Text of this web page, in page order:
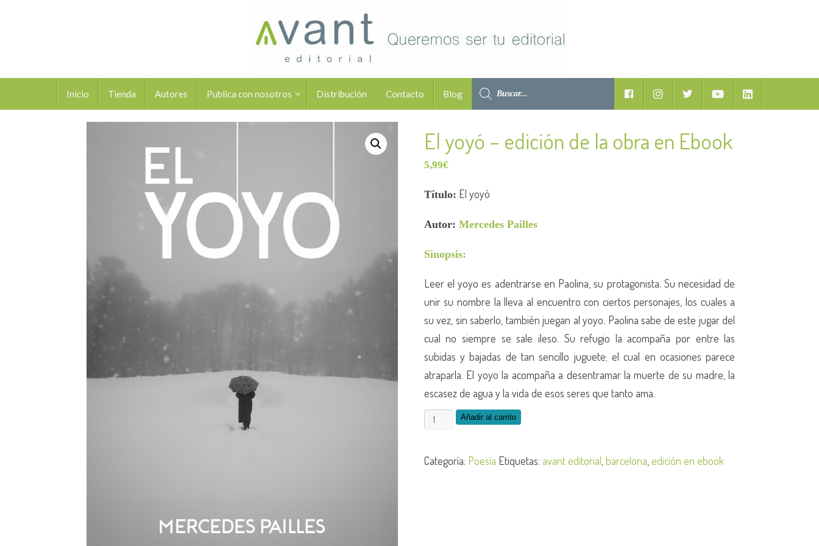
Inicio Tienda Autores Publica con nosotros Distribución Contacto Blog
Facebook YoutubeLinkedIn
El yoyó – edición de la obra en Ebook
5,99€
Título: El yoyó
Autor: Mercedes Pailles
Sinopsis:
Leer el yoyo es adentrarse en Paolina, su protagonista. Su necesidad de
unir su nombre la lleva al encuentro con ciertos personajes, los cuales a
su vez, sin saberlo, también juegan al yoyo. Paolina sabe de este jugar del
cual no siempre se sale ileso. Su refugio la acompaña por entre las
subidas y bajadas de tan sencillo juguete; el cual en ocasiones parece
atraparla. El yoyo la acompaña a desentramar la muerte de su madre, la
escasez de agua y la vida de esos seres que tanto ama.
Añadir al carrito
Categoría: Poesía Etiquetas: avant editorial barcelona edición en ebook